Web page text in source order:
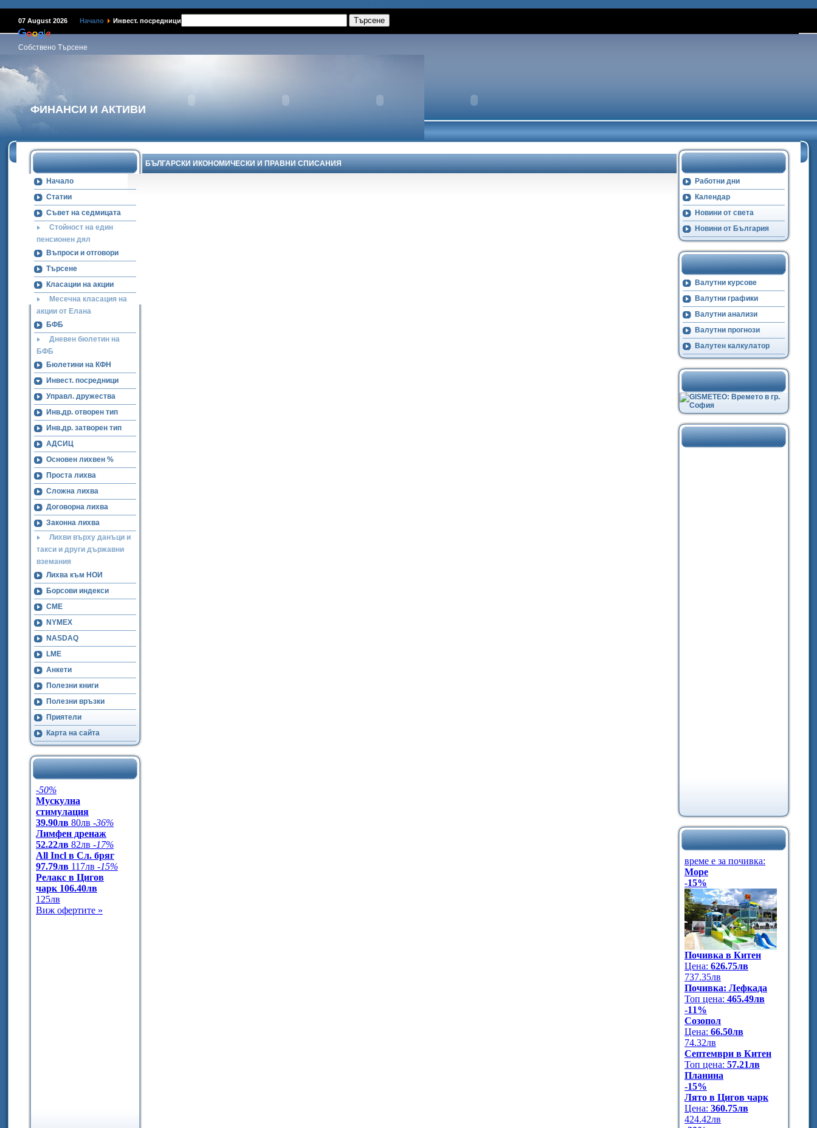
07 August 2026 Начало Инвест. посредници
Собствено Търсене
ФИНАНСИ И АКТИВИ
Начало
Статии
Съвет на седмицата
Стойност на един
пенсионен дял
Въпроси и отговори
Търсене
Класации на акции
Месечна класация на
акции от Елана
БФБ
Дневен бюлетин на
БФБ
Бюлетини на КФН
Инвест. посредници
Управл. дружества
Инв.др. отворен тип
Инв.др. затворен тип
АДСИЦ
Основен лихвен %
Проста лихва
Сложна лихва
Договорна лихва
Законна лихва
Лихви върху данъци и
такси и други държавни
вземания
Лихва към НОИ
Борсови индекси
CME
NYMEX
NASDAQ
LME
Анкети
Полезни книги
Полезни връзки
Приятели
Карта на сайта
Работни дни
Календар
Новини от света
Новини от България
Валутни курсове
Валутни графики
Валутни анализи
Валутни прогнози
Валутен калкулатор
БЪЛГАРСКИ ИКОНОМИЧЕСКИ И ПРАВНИ СПИСАНИЯ